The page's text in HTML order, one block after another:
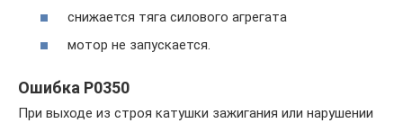
снижается тяга силового агрегата
мотор не запускается.
Ошибка P0350
При выходе из строя катушки зажигания или нарушении